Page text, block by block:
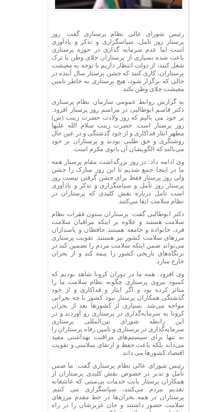
رئیس شورای عالی نظام پرستاری گفت: روز
پرستار روز تامل، سپاسگزاری و تذکر و یادآوری
است اما عدم سرمایه گذاری در حوزه پرستاری
باعث شده بسیاری از پرستاران جلای وطن یا ترک
شغل کنند، از دولت انتظار داریم با توجه به معیشت
پرستاران، کاری کنند که جشن پرستار سال آینده در
حالی که برگزار شود، هیچ پرستاری به خاطر تامین
معیشت جلای وطن نکند.
به گزارش روابط عمومی سازمان نظام پرستاری
دکتر قاسم ابوطالبی در مراسم روز پرستار افزود:
بر خود می بالیم که روز ولادت حضرت زینب (س)
روز پرستار است. حضرت زینب سلام الله علیها
مظهر ایثار فداکاری و از خود گذشتگی و در عین حال
روشنگری و حق طلبی بودند و پرستاران بر خود
می‌بالند که الگویشان آن بانوی مکرم است.
وی ادامه داد: در روز بزرگداشت مقام پرستار همه
ما در اینجا جمع شدیم تا این روز مبارک را جشن
ولی روز پرستار فقط برای جشن گرفتن نیست روز
پرستار روز تأمل و سپاسگزاری و تذکر و یادآوری
است تامل درباره نقش کلیدی که پرستاران در
نظام سلامت ایفا می‌کنند.
دکتر ابوطالبی گفت: پرستاران ستون فقرات نظام
سلامت هستند و علاوه بر اینکه مراقبان سلامت
فرد، خانواده و جامعه هستند حافظان و پاسداران
مرزهای سلامت کشور نیز هستند. تقویت پرستاری
می‌تواند ضمن اینکه سلامت مردم را تضمین کند در
بزنگاه‌های تاریخی کشور را بیمه کند و از بحران
خارج سازد.
وی افزود: همه ما در دوران کرونا شاهد بودیم که
کمبود نیروی پرستاری چگونه نظام سلامت ما را
متاثر کرده بود و اگر ایثار و فداکاری و از خود
گذشتگی همکاران پرستار نبود کشور با چه بحرانی
مواجه می‌شد. بسیاری از کشورها بعد از بحران
کرونا به سرمایه‌گذاری در پرستاری رو آوردند و در
این رابطه شورای بین‌المللی پرستاری
سرمایه‌گذاری در پرستاری و تامین رفاه پرستاران را
نه تنها برای سیستم‌های مراقبت بهداشتی مفید
می‌داند بلکه باعث حفظ و ارتقای سلامتی و تقویت
اقتصاد کشورها می‌ داند.
رئیس شورای عالی نظام پرستاری گفت: ما ضمن
تأمل و تدبر در خصوص نقش کلیدی پرستاران از
همکاران پرستار بابت خدمات بی‌منتی که عاشقانه
تقدیم مردم می‌کنند، سپاسگزاری می کنیم.
پرستاران در همه بحران‌ها در خط مقدم مرزهای
سلامت حضور داشتند و جان عزیزشان را در راه